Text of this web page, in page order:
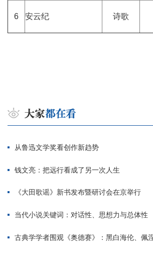
6 安云纪 诗歌
从鲁迅文学奖看创作新趋势
钱文亮：把远行看成了另一次人生
《大田歌谣》新书发布暨研讨会在京举行
当代小说关键词：对话性、思想力与总体性
古典学学者围观《奥德赛》：黑白海伦、佩涅罗佩